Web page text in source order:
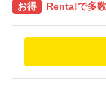
お得 Renta!で多